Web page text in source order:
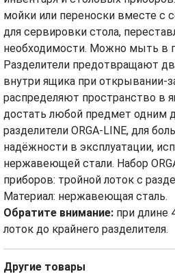
мойки или переноски вместе с
для сервировки стола,
необходимости. Можно мыть в
Разделители предотвращают
внутри ящика при открывании-
распределяют пространство в
достать любой предмет одним
разделители ORGA-LINE, для
надёжности в эксплуатации,
нержавеющей стали. Набор
приборов: тройной лоток с
Материал: нержавеющая сталь.
Обратите внимание: при длине
лоток до крайнего разделителя.
Другие товары